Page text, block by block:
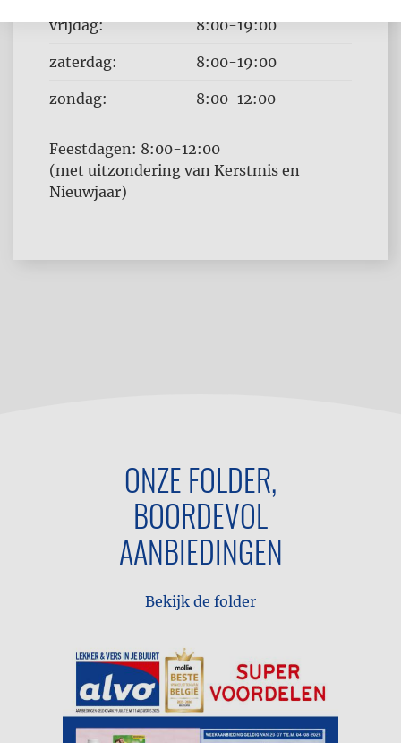
vrijdag: 8:00-19:00
zaterdag: 8:00-19:00
zondag: 8:00-12:00
Feestdagen: 8:00-12:00
(met uitzondering van Kerstmis en
Nieuwjaar)
ONZE FOLDER,
BOORDEVOL
AANBIEDINGEN
Bekijk de folder